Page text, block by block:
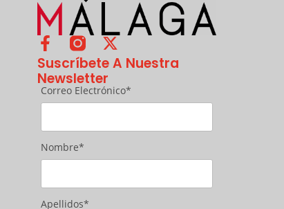
Suscríbete A Nuestra
Newsletter
Correo Electrónico*
Nombre*
Apellidos*